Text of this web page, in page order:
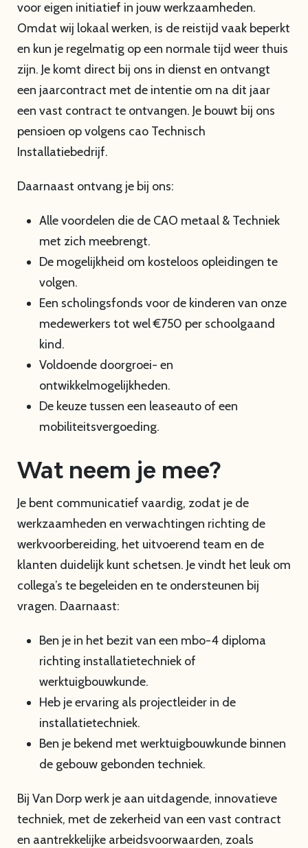
voor eigen initiatief in jouw werkzaamheden.
Omdat wij lokaal werken, is de reistijd vaak beperkt
en kun je regelmatig op een normale tijd weer thuis
zijn. Je komt direct bij ons in dienst en ontvangt
een jaarcontract met de intentie om na dit jaar
een vast contract te ontvangen. Je bouwt bij ons
pensioen op volgens cao Technisch
Installatiebedrijf.
Daarnaast ontvang je bij ons:
Alle voordelen die de CAO metaal & Techniek
met zich meebrengt.
De mogelijkheid om kosteloos opleidingen te
volgen.
Een scholingsfonds voor de kinderen van onze
medewerkers tot wel €750 per schoolgaand
kind.
Voldoende doorgroei- en
ontwikkelmogelijkheden.
De keuze tussen een leaseauto of een
mobiliteitsvergoeding.
Wat neem je mee?
Je bent communicatief vaardig, zodat je de
werkzaamheden en verwachtingen richting de
werkvoorbereiding, het uitvoerend team en de
klanten duidelijk kunt schetsen. Je vindt het leuk om
collega’s te begeleiden en te ondersteunen bij
vragen. Daarnaast:
Ben je in het bezit van een mbo-4 diploma
richting installatietechniek of
werktuigbouwkunde.
Heb je ervaring als projectleider in de
installatietechniek.
Ben je bekend met werktuigbouwkunde binnen
de gebouw gebonden techniek.
Bij Van Dorp werk je aan uitdagende, innovatieve
techniek, met de zekerheid van een vast contract
en aantrekkelijke arbeidsvoorwaarden, zoals